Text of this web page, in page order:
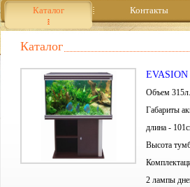
Каталог Контакты
Каталог
EVASION
Объем 315л.
Габариты
длина -
Высота
2 лампы